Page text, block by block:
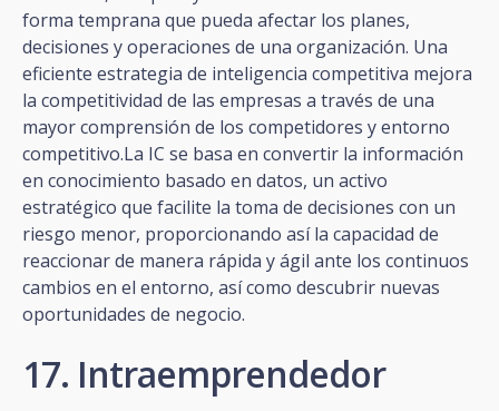
forma temprana que pueda afectar los planes,
decisiones y operaciones de una organización. Una
eficiente estrategia de inteligencia competitiva mejora
la competitividad de las empresas a través de una
mayor comprensión de los competidores y entorno
competitivo.La IC se basa en convertir la información
en conocimiento basado en datos, un activo
estratégico que facilite la toma de decisiones con un
riesgo menor, proporcionando así la capacidad de
reaccionar de manera rápida y ágil ante los continuos
cambios en el entorno, así como descubrir nuevas
oportunidades de negocio.
17. Intraemprendedor